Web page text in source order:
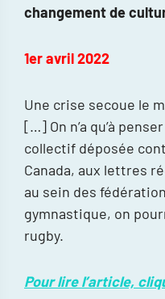
changement de
1er avril 2022
Une crise secoue le
[…] On n’a qu’à
collectif déposée
Canada, aux lettres
au sein des
gymnastique, on
rugby.
Pour lire l’article,